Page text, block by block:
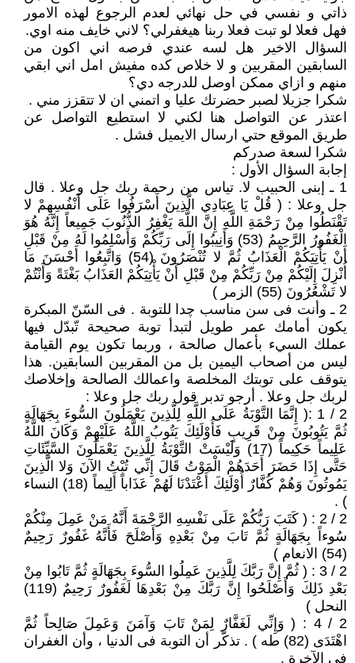
ذاتي و نفسي في حل نهائي لعدم الرجوع لهذه الامور
فهل فعلا لو تبت فعلا ربنا هيغفرلي؟ لاني خايف منه اوي.
السؤال الاخير هل لسه عندي فرصه اني اكون من
السابقين المقربين و لا خلاص كده مفيش امل اني ابقي
منهم و ازاي ممكن اوصل للدرجه دي؟
شكرا جزيلا لصبر حضرتك عليا و اتمني ان لا تتقزز مني .
اعتذر عن التواصل هنا لكني لا استطيع التواصل عن
طريق الموقع حتي ارسال الايميل فشل .
شكرا لسعة صدركم
إجابة السؤال الأول :
1 ـ إبنى الحبيب لا. تياس من رحمة ربك جل وعلا . قال
جل وعلا : ( قُلْ يَا عِبَادِي الَّذِينَ أَسْرَفُوا عَلَى أَنْفُسِهِمْ لا
تَقْنَطُوا مِنْ رَحْمَةِ اللَّهِ إِنَّ اللَّهَ يَغْفِرُ الذُّنُوبَ جَمِيعاً إِنَّهُ هُوَ
الْغَفُورُ الرَّحِيمُ (53) وَأَنِيبُوا إِلَى رَبِّكُمْ وَأَسْلِمُوا لَهُ مِنْ قَبْلِ
أَنْ يَأْتِيَكُمْ الْعَذَابُ ثُمَّ لا تُنْصَرُونَ (54) وَاتَّبِعُوا أَحْسَنَ مَا
أُنْزِلَ إِلَيْكُمْ مِنْ رَبِّكُمْ مِنْ قَبْلِ أَنْ يَأْتِيَكُمْ العَذَابُ بَغْتَةً وَأَنْتُمْ
لا تَشْعُرُونَ (55) الزمر )
2 ـ وأنت فى سن مناسب چدا للتوبة . فى السّنّ المبكرة
يكون أمامك عمر طويل لتبدأ توبة صحيحة تّبدّل فيها
عملك السيء بأعمال صالحة ، وربما تكون يوم القيامة
ليس من أصحاب اليمين بل من المقربين السابقين. هذا
يتوقف على توبتك المخلصة واعمالك الصالحة وإخلاصك
لربك جل وعلا . أرجو تدبر قول ربك جل وعلا :
2 / 1 :( إِنَّمَا التَّوْبَةُ عَلَى اللَّهِ لِلَّذِينَ يَعْمَلُونَ السُّوءَ بِجَهَالَةٍ
ثُمَّ يَتُوبُونَ مِنْ قَرِيبٍ فَأُوْلَئِكَ يَتُوبُ اللَّهُ عَلَيْهِمْ وَكَانَ اللَّهُ
عَلِيماً حَكِيماً (17) وَلَيْسَتْ التَّوْبَةُ لِلَّذِينَ يَعْمَلُونَ السَّيِّئَاتِ
حَتَّى إِذَا حَضَرَ أَحَدَهُمْ الْمَوْتُ قَالَ إِنِّي تُبْتُ الآنَ وَلا الَّذِينَ
يَمُوتُونَ وَهُمْ كُفَّارٌ أُوْلَئِكَ أَعْتَدْنَا لَهُمْ عَذَاباً أَلِيماً (18) النساء
) .
2 / 2 : ( كَتَبَ رَبُّكُمْ عَلَى نَفْسِهِ الرَّحْمَةَ أَنَّهُ مَنْ عَمِلَ مِنْكُمْ
سُوءاً بِجَهَالَةٍ ثُمَّ تَابَ مِنْ بَعْدِهِ وَأَصْلَحَ فَأَنَّهُ غَفُورٌ رَحِيمٌ
(54) الانعام )
2 / 3 : ( ثُمَّ إِنَّ رَبَّكَ لِلَّذِينَ عَمِلُوا السُّوءَ بِجَهَالَةٍ ثُمَّ تَابُوا مِنْ
بَعْدِ ذَلِكَ وَأَصْلَحُوا إِنَّ رَبَّكَ مِنْ بَعْدِهَا لَغَفُورٌ رَحِيمٌ (119)
النحل )
2 / 4 : ( وَإِنِّي لَغَفَّارٌ لِمَنْ تَابَ وَآمَنَ وَعَمِلَ صَالِحاً ثُمَّ
اهْتَدَى (82) طه ) . تذكّر أن التوبة فى الدنيا ، وأن الغفران
فى الآخرة .